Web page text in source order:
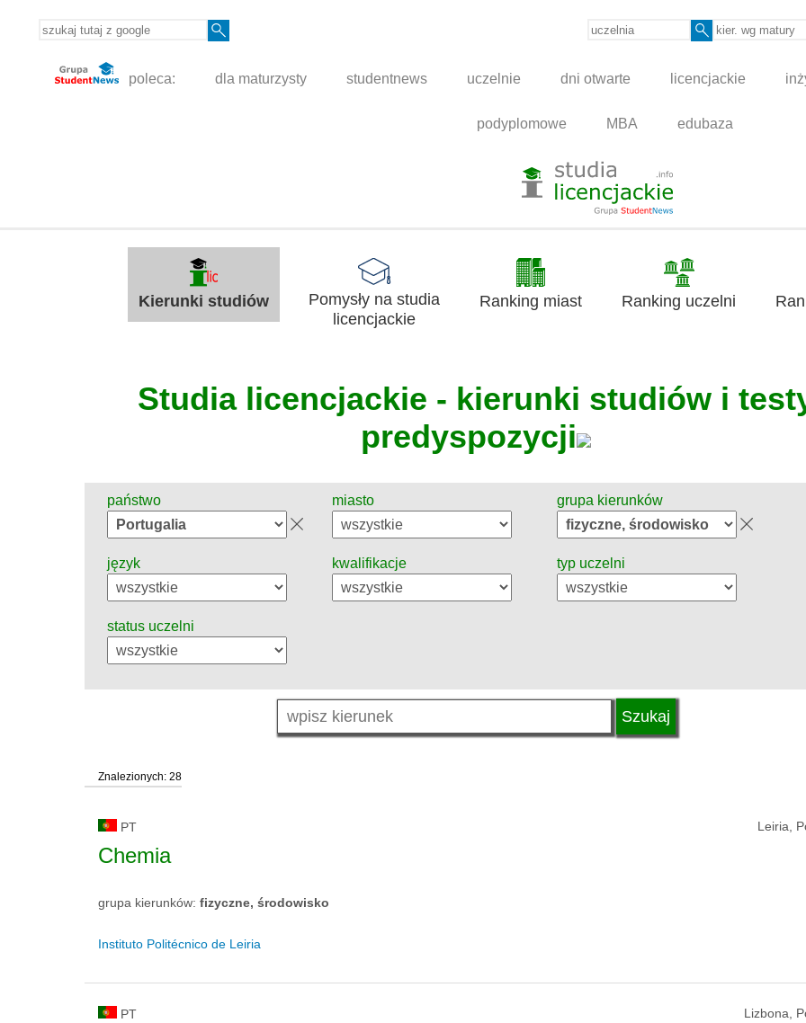
poleca: dla maturzysty studentnews uczelnie dni otwarte licencjackie
podyplomowe MBA edubaza
Kierunki studiów
Pomysły na studia
licencjackie
Ranking miast Ranking uczelni
Studia licencjackie - kierunki studiów i
predyspozycji
państwo miasto grupa kierunków
język kwalifikacje typ uczelni
status uczelni
Znalezionych: 28
PT Leiria,
Chemia
grupa kierunków: fizyczne, środowisko
Instituto Politécnico de Leiria
PT Lizbona,